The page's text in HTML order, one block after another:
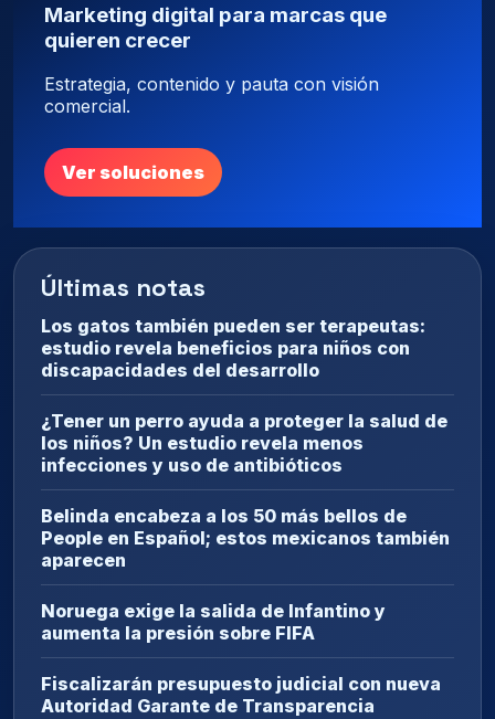
Marketing digital para marcas que
quieren crecer
Estrategia, contenido y pauta con visión
comercial.
Ver soluciones
Últimas notas
Los gatos también pueden ser terapeutas:
estudio revela beneficios para niños con
discapacidades del desarrollo
¿Tener un perro ayuda a proteger la salud de
los niños? Un estudio revela menos
infecciones y uso de antibióticos
Belinda encabeza a los 50 más bellos de
People en Español; estos mexicanos también
aparecen
Noruega exige la salida de Infantino y
aumenta la presión sobre FIFA
Fiscalizarán presupuesto judicial con nueva
Autoridad Garante de Transparencia